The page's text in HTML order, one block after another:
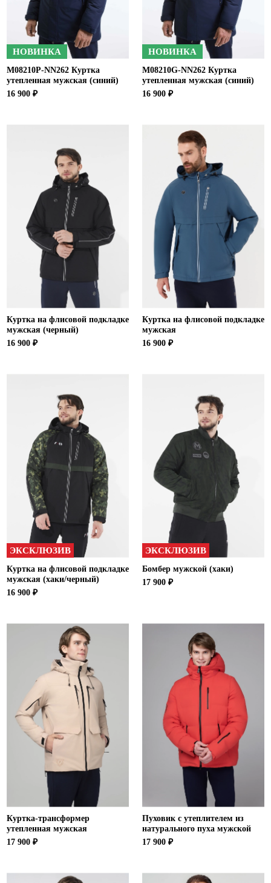
НОВИНКА
M08210P-NN262 Куртка
утепленная мужская (синий)
16 900 ₽
НОВИНКА
M08210G-NN262 Куртка
утепленная мужская (синий)
16 900 ₽
Куртка на флисовой подкладке
мужская (черный)
16 900 ₽
Куртка на флисовой подкладке
мужская
16 900 ₽
ЭКСКЛЮЗИВ
Куртка на флисовой подкладке
мужская (хаки/черный)
16 900 ₽
ЭКСКЛЮЗИВ
Бомбер мужской (хаки)
17 900 ₽
Куртка-трансформер
утепленная мужская
17 900 ₽
Пуховик с утеплителем из
натурального пуха мужской
17 900 ₽